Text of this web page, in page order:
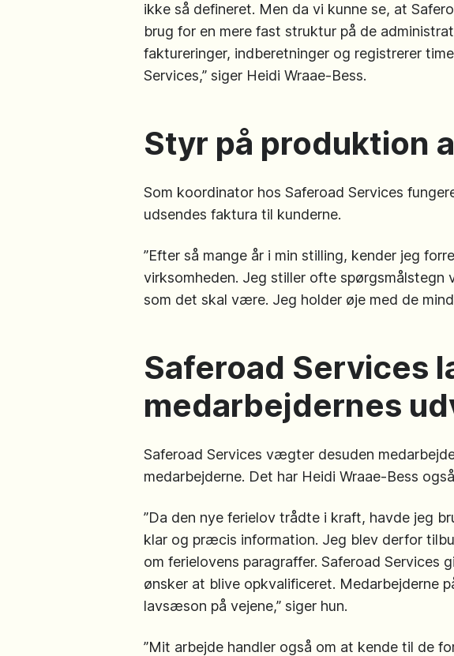
ikke så defineret. Men da vi kunne se, at
brug for en mere fast struktur på de
faktureringer, indberetninger og registrerer
Services,” siger Heidi Wraae-Bess.
Styr på produktion
Som koordinator hos Saferoad Services
udsendes faktura til kunderne.
”Efter så mange år i min stilling, kender jeg
virksomheden. Jeg stiller ofte
som det skal være. Jeg holder øje med de
Saferoad Services
medarbejdernes
Saferoad Services vægter desuden
medarbejderne. Det har Heidi Wraae-Bess
”Da den nye ferielov trådte i kraft, havde jeg
klar og præcis information. Jeg blev derfor
om ferielovens paragraffer. Saferoad Services
ønsker at blive opkvalificeret. Medarbejderne
lavsæson på vejene,” siger hun.
”Mit arbejde handler også om at kende til de